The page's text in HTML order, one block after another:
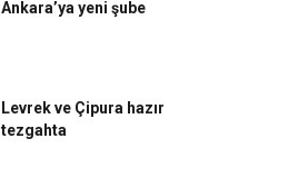
tarihinde keyif var
Ankara’ya yeni şube
Levrek ve Çipura hazır
tezgahta